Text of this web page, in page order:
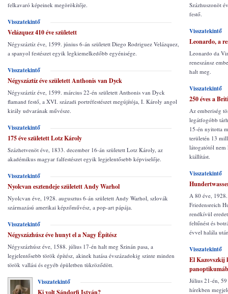
felkavaró képeinek megörökítője.
Visszatekintő
Velázquez 410 éve született
Négyszáztíz éve, 1599. június 6-án született Diego Rodriguez Velázquez,
a spanyol festészet egyik legkiemelkedőbb egyénisége.
Visszatekintő
Négyszáztíz éve született Anthonis van Dyck
Négyszáztíz éve, 1599. március 22-én született Anthonis van Dyck
flamand festő, a XVI. századi portréfestészet megújítója, I. Károly angol
király udvarának művésze.
Visszatekintő
175 éve született Lotz Károly
Százhetvenöt éve, 1833. december 16-án született Lotz Károly, az
akadémikus magyar falfestészet egyik legjelentősebb képviselője.
Visszatekintő
Nyolcvan esztendeje született Andy Warhol
Nyolcvan éve, 1928. augusztus 6-án született Andy Warhol, szlovák
származású amerikai képzőművész, a pop-art pápája.
Visszatekintő
Négyszázhúsz éve hunyt el a Nagy Építész
Négyszázhúsz éve, 1588. július 17-én halt meg Szinán pasa, a
legjelentősebb török építész, akinek hatása évszázadokig szinte minden
török vallási és egyéb épületben tükröződött.
Visszatekintő
Ki volt Sándorfi István?
Százhuszonöt
festő.
Visszatekintő
Leonardo, a
Leonardo da
reneszánsz
halt meg.
Visszatekintő
250 éves a
Az emberiség
legátfogóbb
15-én nyitotta
területén 13
látogatótól nem
kiállítást.
Visszatekintő
A 80 éve,
Friedensreich
rendkívül
feltűnést és
évvel halála
Visszatekintő
El Kazovszkij
Július 21-én,
hírekben